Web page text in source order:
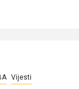
Vijesti